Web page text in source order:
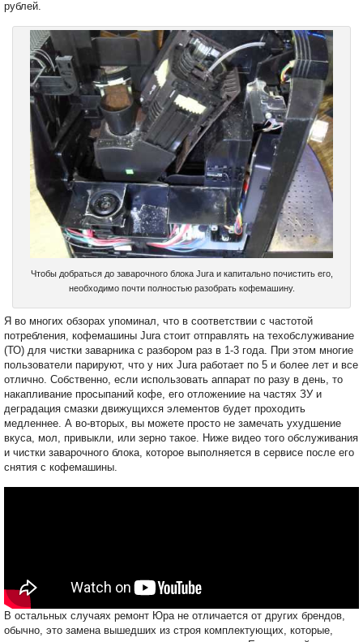
рублей.
Чтобы добраться до заварочного блока Jura и капитально почистить его,
необходимо почти полностью разобрать кофемашину.
Я во многих обзорах упоминал, что в соответствии с частотой
потребления, кофемашины Jura стоит отправлять на техобслуживание
(ТО) для чистки заварника с разбором раз в 1-3 года. При этом многие
пользователи парируют, что у них Jura работает по 5 и более лет и все
отлично. Собственно, если использовать аппарат по разу в день, то
накапливание просыпаний кофе, его отложениие на частях ЗУ и
деградация смазки движущихся элементов будет проходить
медленнее. А во-вторых, вы можете просто не замечать ухудшение
вкуса, мол, привыкли, или зерно такое. Ниже видео того обслуживания
и чистки заварочного блока, которое выполняется в сервисе после его
снятия с кофемашины.
В остальных случаях ремонт Юра не отличается от других брендов,
обычно, это замена вышедших из строя комплектующих, которые,